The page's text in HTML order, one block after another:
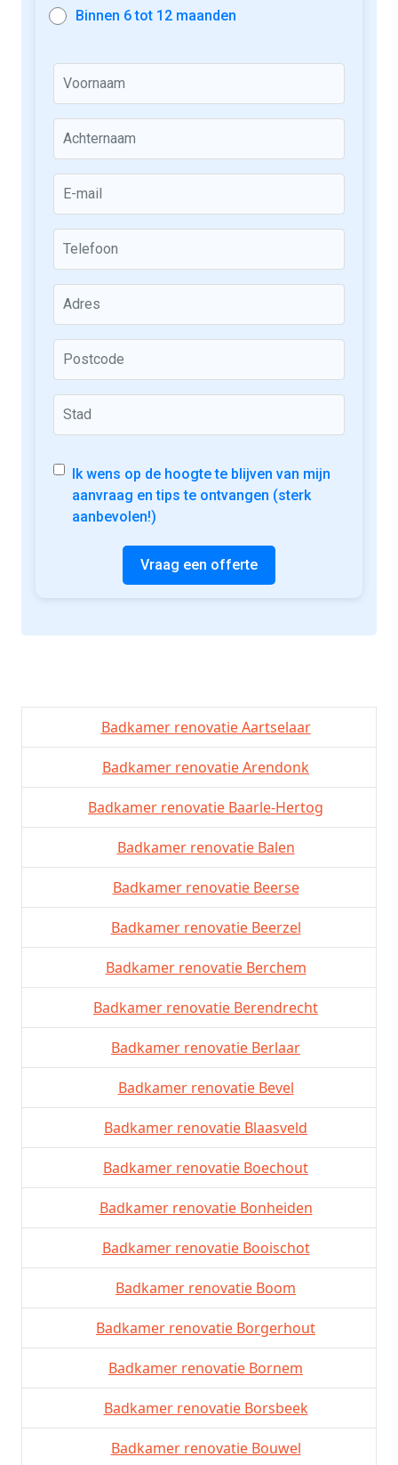
Binnen 6 tot 12 maanden
Ik wens op de hoogte te blijven van mijn
aanvraag en tips te ontvangen (sterk
aanbevolen!)
Vraag een offerte
Badkamer renovatie Aartselaar
Badkamer renovatie Arendonk
Badkamer renovatie Baarle-Hertog
Badkamer renovatie Balen
Badkamer renovatie Beerse
Badkamer renovatie Beerzel
Badkamer renovatie Berchem
Badkamer renovatie Berendrecht
Badkamer renovatie Berlaar
Badkamer renovatie Bevel
Badkamer renovatie Blaasveld
Badkamer renovatie Boechout
Badkamer renovatie Bonheiden
Badkamer renovatie Booischot
Badkamer renovatie Boom
Badkamer renovatie Borgerhout
Badkamer renovatie Bornem
Badkamer renovatie Borsbeek
Badkamer renovatie Bouwel